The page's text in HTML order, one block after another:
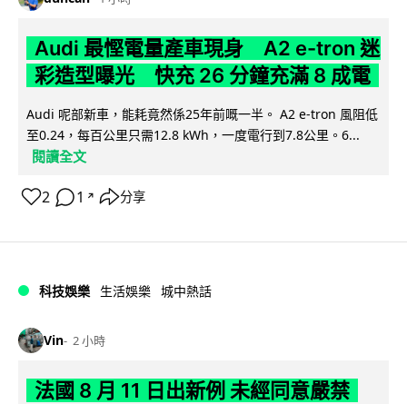
Audi 最慳電量產車現身 A2 e-tron 迷
彩造型曝光 快充 26 分鐘充滿 8 成電
Audi 呢部新車，能耗竟然係25年前嘅一半。 A2 e-tron 風阻低
至0.24，每百公里只需12.8 kWh，一度電行到7.8公里。6...
閱讀全文
2 1 ↗ 分享
科技娛樂 生活娛樂 城中熱話
Vin 2 小時
法國 8 月 11 日出新例 未經同意嚴禁